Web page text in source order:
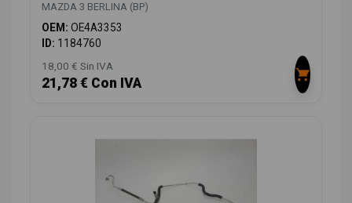
MAZDA 3 BERLINA (BP)
OEM: OE4A3353
ID: 1184760
18,00 € Sin IVA
21,78 € Con IVA